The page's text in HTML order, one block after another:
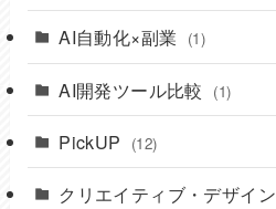
(8)
(15)
AI自動化×副業 (1)
AI開発ツール比較 (1)
PickUP (12)
クリエイティブ・デザイン